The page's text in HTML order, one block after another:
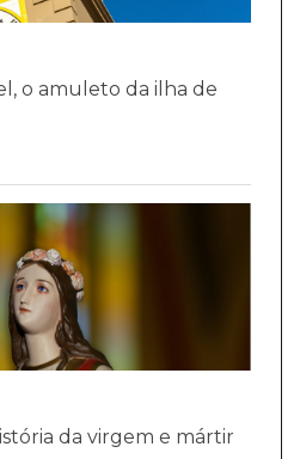
o amuleto da ilha de
da virgem e mártir